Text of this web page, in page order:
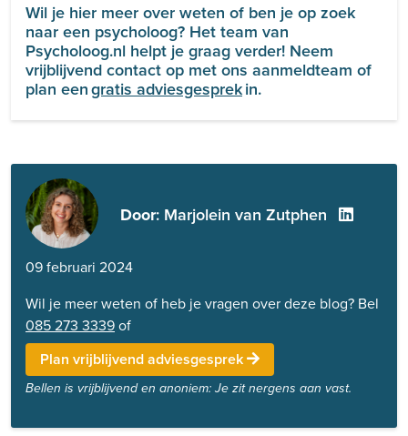
Wil je hier meer over weten of ben je op zoek
naar een psycholoog? Het team van
Psycholoog.nl helpt je graag verder! Neem
vrijblijvend contact op met ons aanmeldteam of
plan eengratis adviesgesprekin.
Door: Marjolein van Zutphen
09 februari 2024
Wil je meer weten of heb je vragen over deze blog? Bel
085 273 3339of
Plan vrijblijvend adviesgesprek
Bellen is vrijblijvend en anoniem: Je zit nergens aan vast.